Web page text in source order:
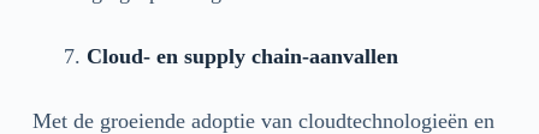
Cloud- en supply chain-aanvallen
Met de groeiende adoptie van cloudtechnologieën en